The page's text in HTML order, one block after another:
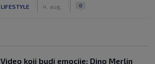
LIFESTYLE 4. aug. 0
Video koji budi emocije: Dino Merlin